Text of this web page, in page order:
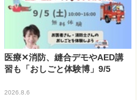
医療✕消防、縫合デモやAED講
習も「おしごと体験博」9/5
2026.8.6